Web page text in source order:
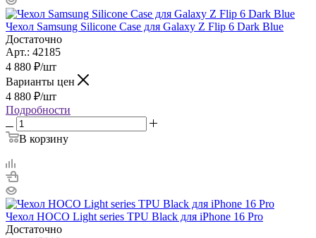
Чехол Samsung Silicone Case для Galaxy Z Flip 6 Dark Blue
Достаточно
Арт.: 42185
4 880 ₽/шт
Варианты цен
4 880 ₽/шт
Подробности
В корзину
Чехол HOCO Light series TPU Black для iPhone 16 Pro
Достаточно